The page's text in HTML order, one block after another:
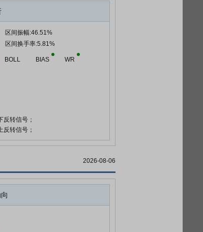
区间振幅:46.51%
区间换手率:5.81%
BOLL BIAS
WR
转信号；
转信号；
2026-08-06